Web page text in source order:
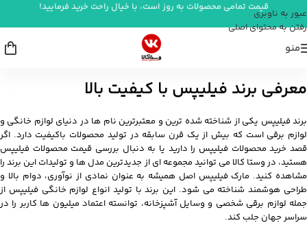
عبور به ناوبری
رفتن به محتوای اصلی
قیمت تمامی محصولات به روز است، با خیال راحت خرید فرمایید!
منو
معرفی برند فیلیپس با کیفیت بالا
برند فیلیپس یکی از شناخته شده ترین و معتبرترین نام ها در دنیای لوازم خانگی و
لوازم برقی است که بیش از یک قرن سابقه در تولید محصولات باکیفیت دارد. اگر
قصد خرید محصولات فیلیپس را دارید یا به دنبال بررسی قیمت محصولات فیلیپس
هستید، در وستا کالا می توانید مجموعه ای از جدیدترین مدل ها و تولیدات این برند را
مشاهده کنید. مارک فیلیپس اصل همیشه به عنوان نمادی از نوآوری، دوام بالا و
طراحی هوشمند شناخته می شود. این برند با تولید انواع لوازم خانگی فیلیپس از
جمله لوازم برقی شخصی و وسایل آشپزخانه، توانسته اعتماد میلیون ها کاربر را در
سراسر جهان جلب کند.